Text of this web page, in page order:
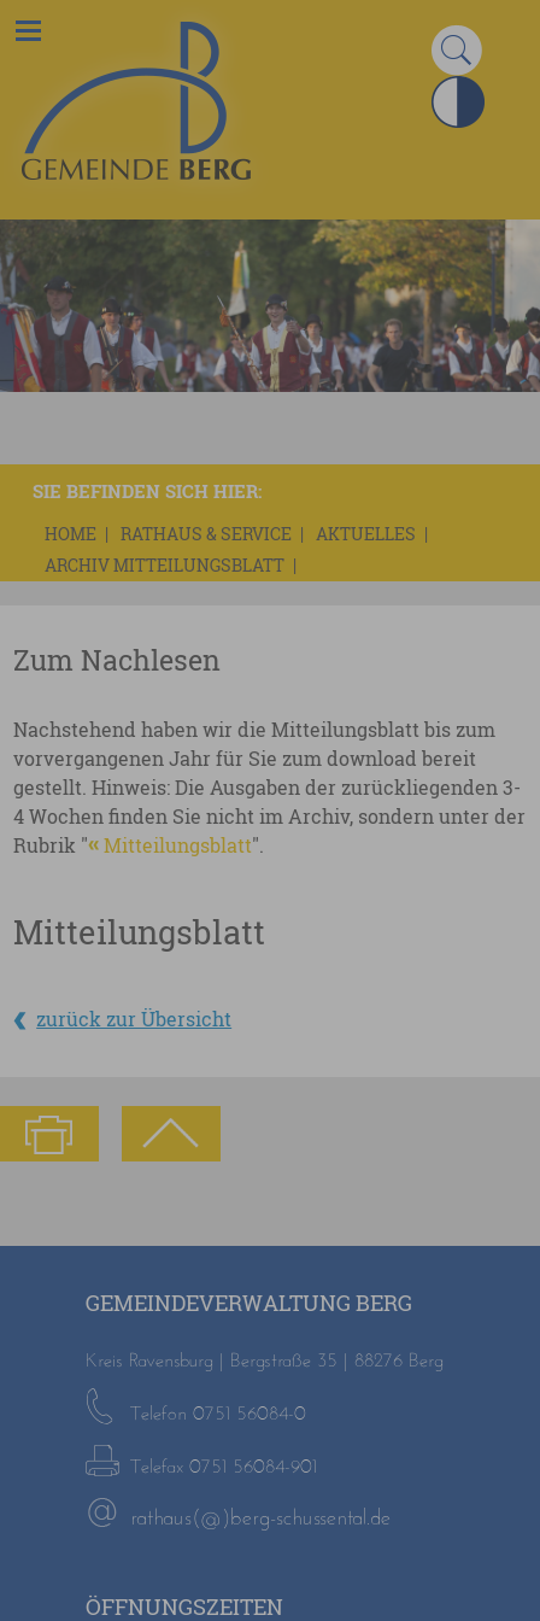
SIE BEFINDEN SICH HIER:
HOME RATHAUS & SERVICE
AKTUELLES
ARCHIV MITTEILUNGSBLATT
Zum Nachlesen
Nachstehend haben wir die Mitteilungsblatt bis zum
vorvergangenen Jahr für Sie zum download bereit
gestellt. Hinweis: Die Ausgaben der zurückliegenden 3-
4 Wochen finden Sie nicht im Archiv, sondern unter der
Rubrik " Mitteilungsblatt".
Mitteilungsblatt
zurück zur Übersicht
GEMEINDEVERWALTUNG BERG
Kreis Ravensburg | Bergstraße 35 | 88276 Berg
Telefon 0751 56084-0
Telefax 0751 56084-901
rathaus(@)berg-schussental.de
ÖFFNUNGSZEITEN